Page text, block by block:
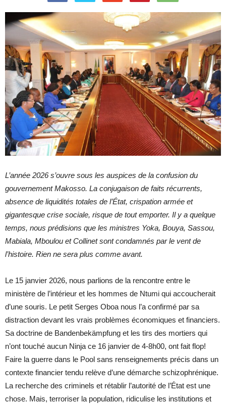
L’année 2026 s’ouvre sous les auspices de la confusion du
gouvernement Makosso. La conjugaison de faits récurrents,
absence de liquidités totales de l’État, crispation armée et
gigantesque crise sociale, risque de tout emporter. Il y a quelque
temps, nous prédisions que les ministres Yoka, Bouya, Sassou,
Mabiala, Mboulou et Collinet sont condamnés par le vent de
l’histoire. Rien ne sera plus comme avant.
Le 15 janvier 2026, nous parlions de la rencontre entre le
ministère de l’intérieur et les hommes de Ntumi qui accoucherait
d’une souris. Le petit Serges Oboa nous l’a confirmé par sa
distraction devant les vrais problèmes économiques et financiers.
Sa doctrine de Bandenbekämpfung et les tirs des mortiers qui
n’ont touché aucun Ninja ce 16 janvier de 4-8h00, ont fait flop!
Faire la guerre dans le Pool sans renseignements précis dans un
contexte financier tendu relève d’une démarche schizophrénique.
La recherche des criminels et rétablir l’autorité de l’État est une
chose. Mais, terroriser la population, ridiculise les institutions et